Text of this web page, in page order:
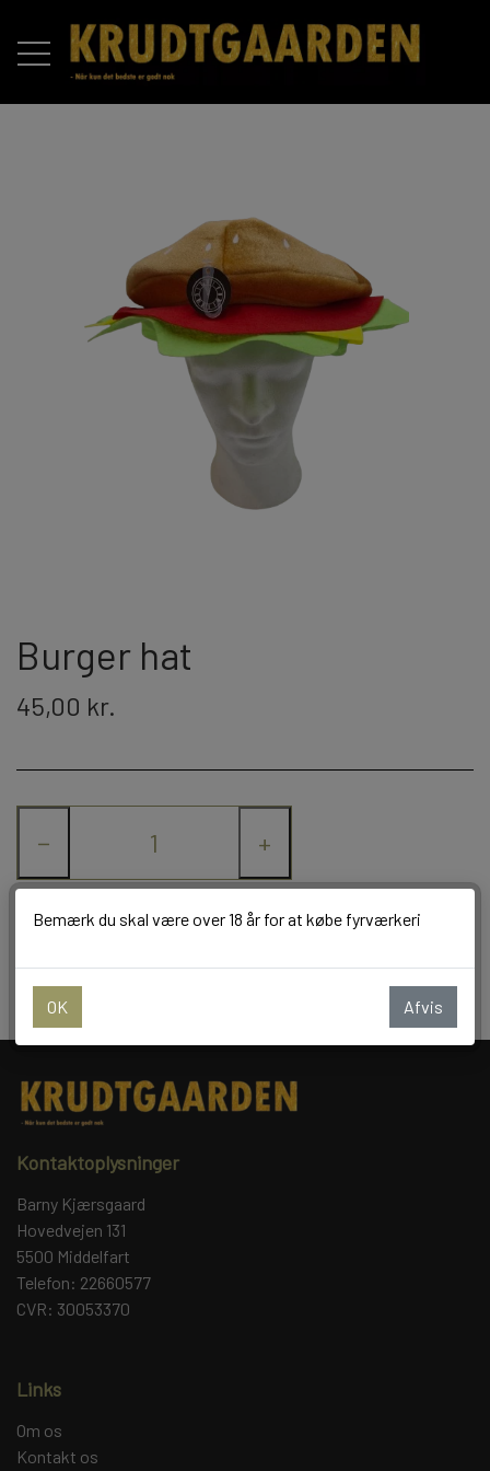
PRODUKTER
RAKETTER
BATTERIER
PIROMAX
JORGE FIREWORKS
COMPOUND BATTERIER
BOMBERØR
NYTÅRSPYNT
BORDBOMBER & PARTY POPPERS
KONFETTI
HATTE & ACCESSORIES
OM OS
KONTAKT OS
ÅBNINGSTIDER 2025
Burger hat
45,00 kr.
− +
Tilføj til kurv
Kontaktoplysninger
Barny Kjærsgaard
Hovedvejen 131
5500 Middelfart
Telefon: 22660577
CVR: 30053370
Links
Om os
Kontakt os
Bemærk du skal være over 18 år for at købe fyrværkeri
OK Afvis